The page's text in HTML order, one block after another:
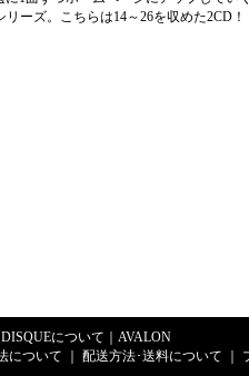
リーズ。こちらは14～26を収めた2CD！
について
AVALON
について 配送方法･送料について